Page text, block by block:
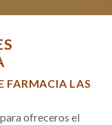
FARMACIA LAS
para ofreceros el